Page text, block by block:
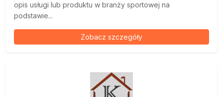
opis usługi lub produktu w branży sportowej na
podstawie...
Zobacz szczegóły